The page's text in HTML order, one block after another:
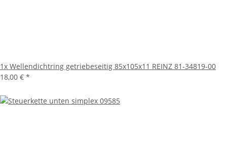
1x Wellendichtring getriebeseitig 85x105x11 REINZ 81-34819-00
18,00 € *